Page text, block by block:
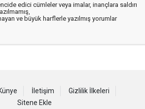
edici cümleler veya imalar, inançlara saldırı
ve büyük harflerle yazılmış yorumlar
İletişim
Gizlilik İlkeleri
Sitene Ekle